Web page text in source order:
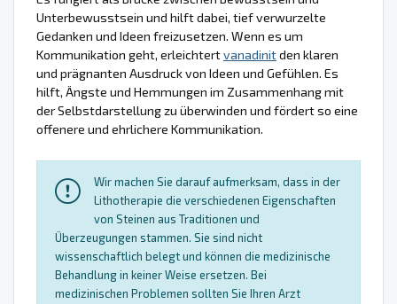
Unterbewusstsein und hilft dabei, tief verwurzelte
Gedanken und Ideen freizusetzen. Wenn es um
Kommunikation geht, erleichtertvanadinitden klaren
und prägnanten Ausdruck von Ideen und Gefühlen. Es
hilft, Ängste und Hemmungen im Zusammenhang mit
der Selbstdarstellung zu überwinden und fördert so eine
offenere und ehrlichere Kommunikation.
Wir machen Sie darauf aufmerksam, dass in der
Lithotherapie die verschiedenen Eigenschaften
von Steinen aus Traditionen und
Überzeugungen stammen. Sie sind nicht
wissenschaftlich belegt und können die medizinische
Behandlung in keiner Weise ersetzen. Bei
medizinischen Problemen sollten Sie Ihren Arzt